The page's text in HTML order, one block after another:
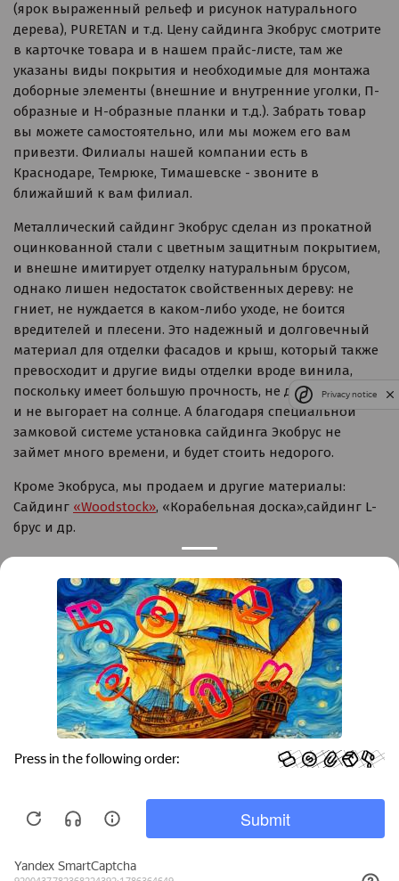
(ярок выраженный рельеф и рисунок натурального
дерева), PURETAN и т.д. Цену сайдинга Экобрус смотрите
в карточке товара и в нашем прайс-листе, там же
указаны виды покрытия и необходимые для монтажа
доборные элементы (внешние и внутренние уголки, П-
образные и Н-образные планки и т.д.). Забрать товар
вы можете самостоятельно, или мы можем его вам
привезти. Филиалы нашей компании есть в
Краснодаре, Темрюке, Тимашевске - звоните в
ближайший к вам филиал.
Металлический сайдинг Экобрус сделан из прокатной
оцинкованной стали с цветным защитным покрытием,
и внешне имитирует отделку натуральным брусом,
однако лишен недостаток свойственных дереву: не
гниет, не нуждается в каком-либо уходе, не боится
вредителей и плесени. Это надежный и долговечный
материал для отделки фасадов и крыш, который также
превосходит и другие виды отделки вроде винила,
поскольку имеет большую прочность, не деформируется
и не выгорает на солнце. А благодаря специальной
замковой системе установка сайдинга Экобрус не
займет много времени, и будет стоить недорого.
Кроме Экобруса, мы продаем и другие материалы:
Сайдинг «Woodstock», «Корабельная доска»,сайдинг L-
брус и др.
Контакты
Краснодар Тимашевск Темрюк
+7 (861) 298-41-90 +7 (861) 298-41-90
Российская, дом 269/10А
krov@krovsystem.com ЗАКАЗАТЬ ЗВОНОК
Информация на данном сайте носит ознакомительный характер и не является
Политика конфиденциальности
Privacy notice